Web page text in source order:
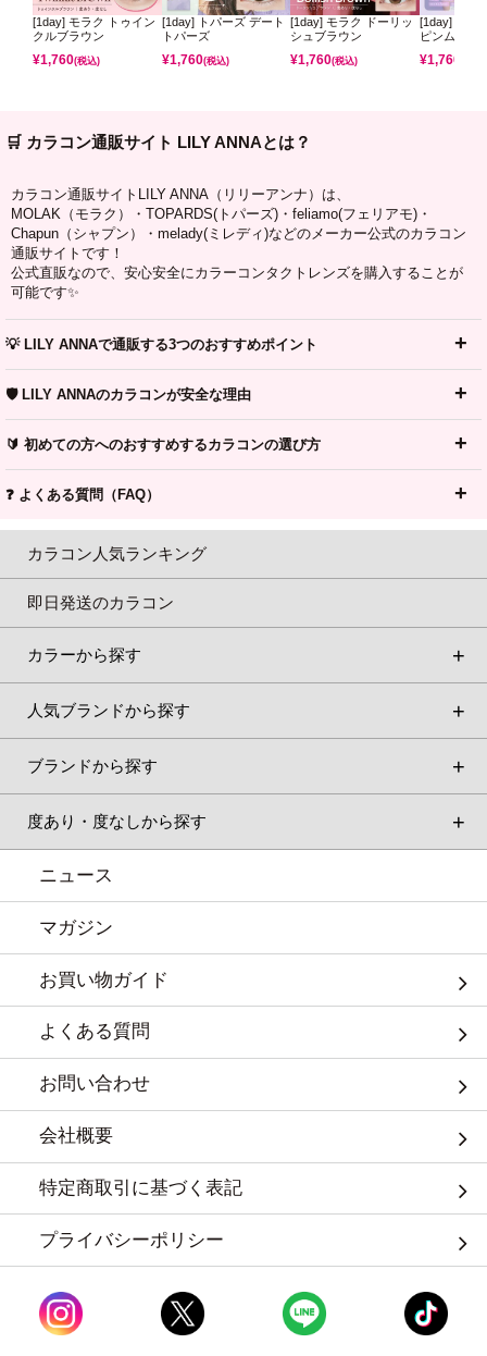
[1day] モラク トゥイン
クルブラウン
¥1,760(税込)
[1day] トパーズ デート
トパーズ
¥1,760(税込)
[1day] モラク ドーリッ
シュブラウン
¥1,760(税込)
[1day] ミレ
ピンムーン
¥1,760
🛒 カラコン通販サイト LILY ANNAとは？
カラコン通販サイトLILY ANNA（リリーアンナ）は、
MOLAK（モラク）・TOPARDS(トパーズ)・feliamo(フェリアモ)・
Chapun（シャプン）・melady(ミレディ)などのメーカー公式のカラコン
通販サイトです！
公式直販なので、安心安全にカラーコンタクトレンズを購入することが
可能です✨
💡 LILY ANNAで通販する3つのおすすめポイント
🛡️ LILY ANNAのカラコンが安全な理由
🔰 初めての方へのおすすめするカラコンの選び方
❓ よくある質問（FAQ）
カラコン人気ランキング
即日発送のカラコン
カラーから探す
人気ブランドから探す
ブランドから探す
度あり・度なしから探す
ニュース
マガジン
お買い物ガイド
よくある質問
お問い合わせ
会社概要
特定商取引に基づく表記
プライバシーポリシー